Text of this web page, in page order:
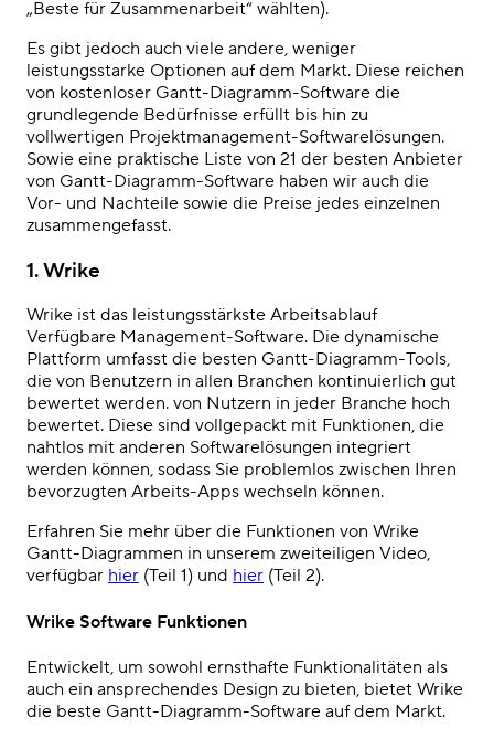
„Beste für Zusammenarbeit“ wählten).
Es gibt jedoch auch viele andere, weniger
leistungsstarke Optionen auf dem Markt. Diese reichen
von kostenloser Gantt-Diagramm-Software die
grundlegende Bedürfnisse erfüllt bis hin zu
vollwertigen Projektmanagement-Softwarelösungen.
Sowie eine praktische Liste von 21 der besten Anbieter
von Gantt-Diagramm-Software haben wir auch die
Vor- und Nachteile sowie die Preise jedes einzelnen
zusammengefasst.
1.Wrike
Wrike ist das leistungsstärkste Arbeitsablauf
Verfügbare Management-Software. Die dynamische
Plattform umfasst die besten Gantt-Diagramm-Tools,
die von Benutzern in allen Branchen kontinuierlich gut
bewertet werden. von Nutzern in jeder Branche hoch
bewertet. Diese sind vollgepackt mit Funktionen, die
nahtlos mit anderen Softwarelösungen integriert
werden können, sodass Sie problemlos zwischen Ihren
bevorzugten Arbeits-Apps wechseln können.
Erfahren Sie mehr über die Funktionen von Wrike
Gantt-Diagrammen in unserem zweiteiligen Video,
verfügbar hier (Teil 1) und hier (Teil 2).
Wrike Software Funktionen
Entwickelt, um sowohl ernsthafte Funktionalitäten als
auch ein ansprechendes Design zu bieten, bietet Wrike
die beste Gantt-Diagramm-Software auf dem Markt.